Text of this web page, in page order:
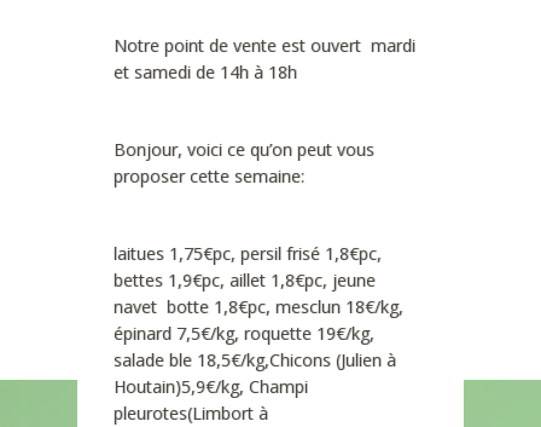
Notre point de vente est ouvert mardi
et samedi de 14h à 18h
Bonjour, voici ce qu’on peut vous
proposer cette semaine:
laitues 1,75€pc, persil frisé 1,8€pc,
bettes 1,9€pc, aillet 1,8€pc, jeune
navet botte 1,8€pc, mesclun 18€/kg,
épinard 7,5€/kg, roquette 19€/kg,
salade ble 18,5€/kg,Chicons (Julien à
Houtain)5,9€/kg, Champi
pleurotes(Limbort à